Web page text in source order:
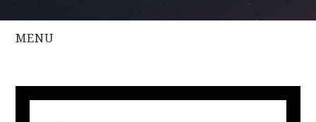
MENU
সকল